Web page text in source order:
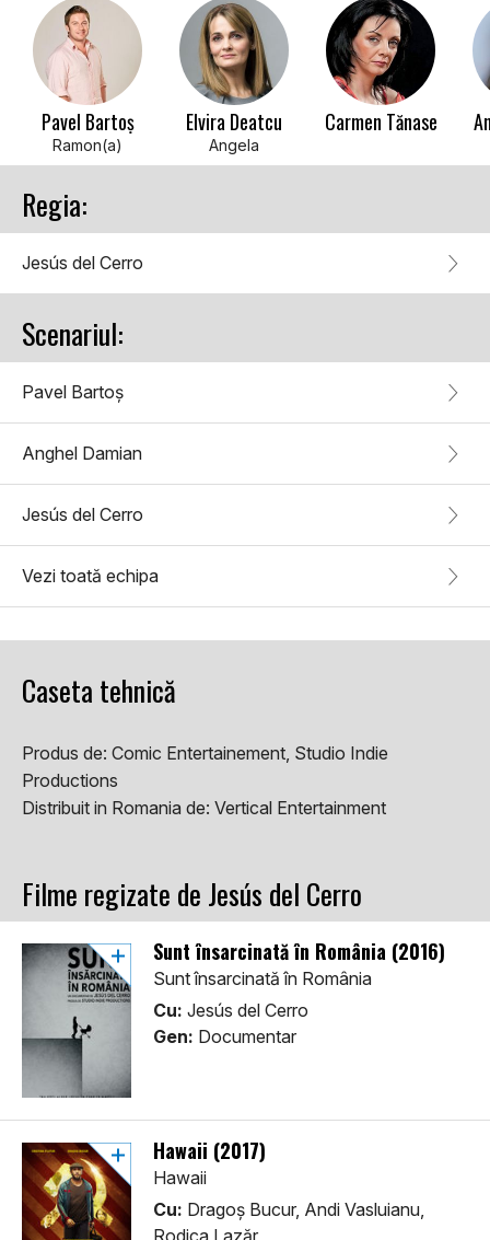
Pavel Bartoș
Ramon(a)
Elvira Deatcu
Angela
Carmen Tănase
Regia:
Jesús del Cerro
Scenariul:
Pavel Bartoș
Anghel Damian
Jesús del Cerro
Vezi toată echipa
Caseta tehnică
Produs de: Comic Entertainement, Studio Indie
Productions
Distribuit in Romania de: Vertical Entertainment
Filme regizate de Jesús del Cerro
Sunt însarcinată în România (2016)
Sunt însarcinată în România
Cu: Jesús del Cerro
Gen: Documentar
Hawaii (2017)
Hawaii
Cu: Dragoș Bucur, Andi Vasluianu,